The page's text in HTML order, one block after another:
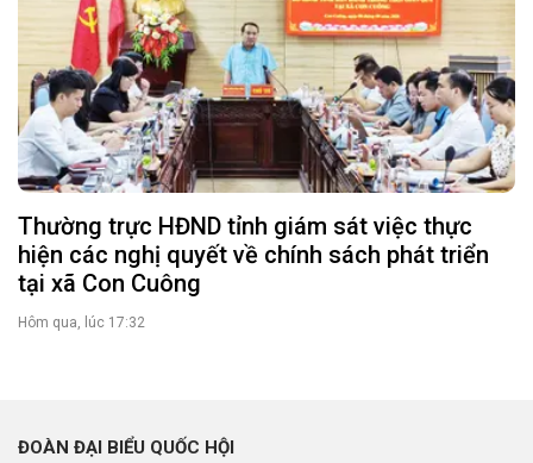
Thường trực HĐND tỉnh giám sát việc thực
hiện các nghị quyết về chính sách phát triển
tại xã Con Cuông
Hôm qua, lúc 17:32
ĐOÀN ĐẠI BIỂU QUỐC HỘI